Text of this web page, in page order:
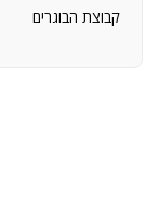
קבוצת הבוגרים